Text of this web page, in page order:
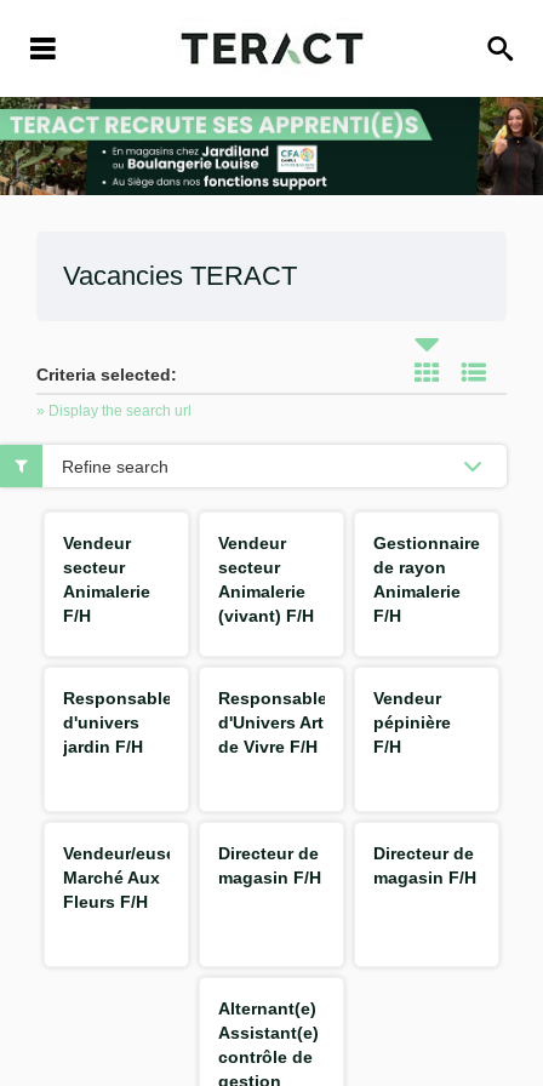
Vacancies TERACT
Criteria selected:
» Display the search url
Vendeur
secteur
Animalerie
F/H
Vendeur
secteur
Animalerie
(vivant) F/H
Gestionnaire
de rayon
Animalerie
F/H
Responsable
d'univers
jardin F/H
Responsable
d'Univers Art
de Vivre F/H
Vendeur
pépinière
F/H
Vendeur/euse
Marché Aux
Fleurs F/H
Directeur de
magasin F/H
Directeur de
magasin F/H
Alternant(e)
Assistant(e)
contrôle de
gestion
Refine search